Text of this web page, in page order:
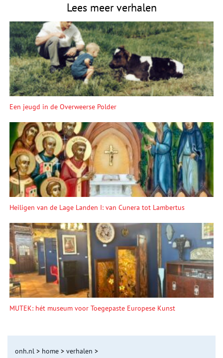
Lees meer verhalen
Een jeugd in de Overweerse Polder
Heiligen van de Lage Landen I: van Cunera tot Lambertus
MUTEK: hét museum voor Toegepaste Europese Kunst
onh.nl > home > verhalen >